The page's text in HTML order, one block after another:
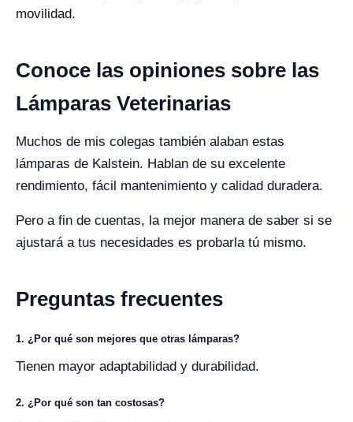
movilidad.
Conoce las opiniones sobre las
Lámparas Veterinarias
Muchos de mis colegas también alaban estas
lámparas de Kalstein. Hablan de su excelente
rendimiento, fácil mantenimiento y calidad duradera.
Pero a fin de cuentas, la mejor manera de saber si se
ajustará a tus necesidades es probarla tú mismo.
Preguntas frecuentes
1. ¿Por qué son mejores que otras lámparas?
Tienen mayor adaptabilidad y durabilidad.
2. ¿Por qué son tan costosas?